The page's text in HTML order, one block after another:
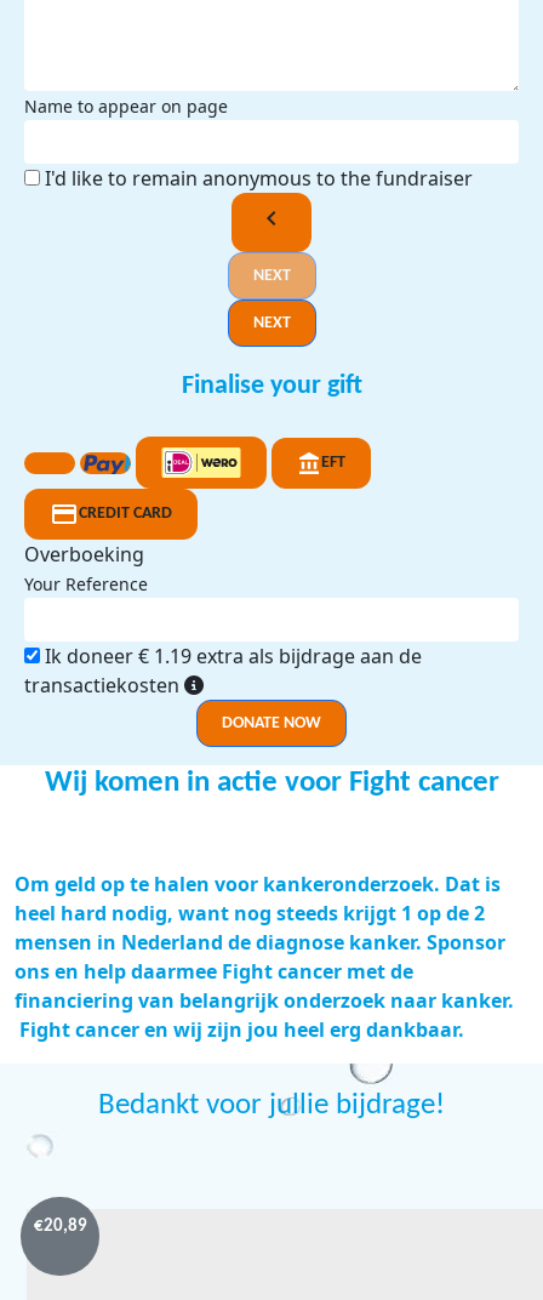
Name to appear on page
I'd like to remain anonymous to the fundraiser
chevron_left
NEXT
NEXT
Finalise your gift
EFT
CREDIT CARD
Overboeking
Your Reference
Ik doneer € 1.19 extra als bijdrage aan de
transactiekosten
DONATE NOW
Wij komen in actie voor Fight cancer
Om geld op te halen voor kankeronderzoek. Dat is
heel hard nodig, want nog steeds krijgt 1 op de 2
mensen in Nederland de diagnose kanker. Sponsor
ons en help daarmee Fight cancer met de
financiering van belangrijk onderzoek naar kanker.
Fight cancer en wij zijn jou heel erg dankbaar.
Bedankt voor jullie bijdrage!
€20,89